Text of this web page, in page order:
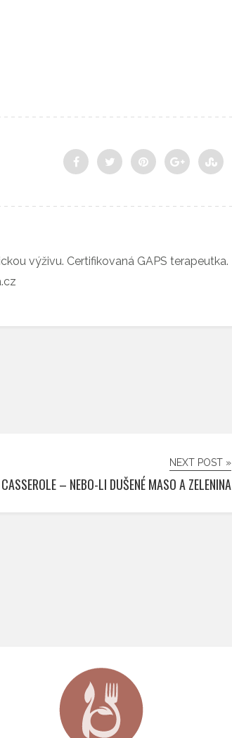
výživu. Certifikovaná GAPS terapeutka.
NEXT POST »
CASSEROLE – NEBO-LI DUŠENÉ MASO A ZELENINA